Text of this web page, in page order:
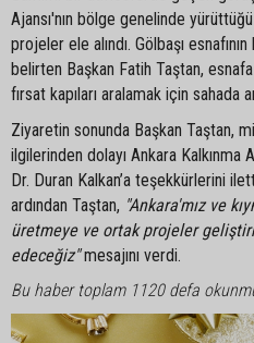
Ajansı'nın bölge genelinde
projeler ele alındı. Gölbaşı
belirten Başkan Fatih Taştan,
fırsat kapıları aralamak için sahada
Ziyaretin sonunda Başkan Taştan,
ilgilerinden dolayı Ankara Kalkınma
Dr. Duran Kalkan’a teşekkürlerini
ardından Taştan, "Ankara'mız ve
üretmeye ve ortak projeler
edeceğiz"mesajını verdi.
Bu haber toplam 1120 defa